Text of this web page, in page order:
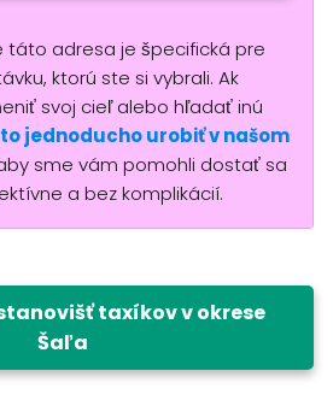
táto adresa je špecifická pre
ktorú ste si vybrali. Ak
svoj cieľ alebo hľadať inú
jednoducho urobiť v našom
sme vám pomohli dostať sa
a bez komplikácií.
taxíkov v okrese
Šaľa